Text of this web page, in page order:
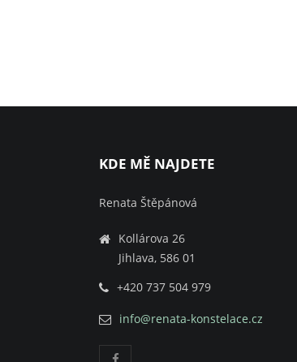
KDE MĚ NAJDETE
Renata Štěpánová
Kollárova 26
Jihlava, 586 01
+420 737 504 979
info@renata-konstelace.cz